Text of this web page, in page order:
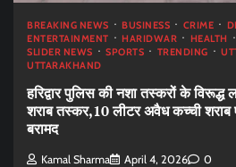
BREAKING NEWS BUSINESS CRIME
ENTERTAINMENT
HARIDWAR HEALTH
SLIDER NEWS
SPORTS TRENDING
UTTARAKHAND
हरिद्वार पुलिस की नशा तस्करों के विरूद्ध
शराब तस्कर,10 लीटर अवैध कच्ची शराब
बरामद
Kamal Sharma April 4, 2026 0